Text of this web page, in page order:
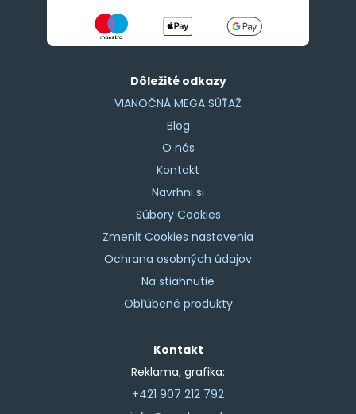
Dôležité odkazy
VIANOČNÁ MEGA SÚŤAŽ
Blog
O nás
Kontakt
Navrhni si
Súbory Cookies
Zmeniť Cookies nastavenia
Ochrana osobných údajov
Na stiahnutie
Obľúbené produkty
Kontakt
Reklama, grafika:
+421 907 212 792